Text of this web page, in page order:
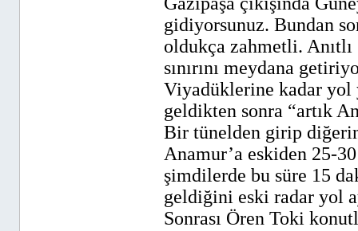
gidiyorsunuz. Bundan
oldukça zahmetli.
sınırını meydana
Viyadüklerine kadar yol
geldikten sonra “artık
Bir tünelden girip
Anamur’a eskiden 25-
şimdilerde bu süre 15
geldiğini eski radar yol
Sonrası Ören Toki